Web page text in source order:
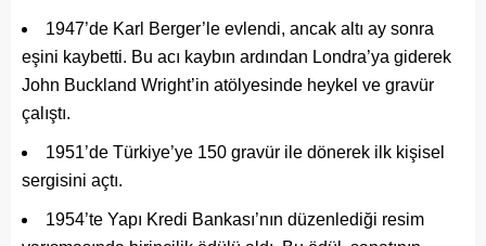
1947’de Karl Berger’le evlendi, ancak altı ay sonra
eşini kaybetti. Bu acı kaybın ardından Londra’ya giderek
John Buckland Wright’in atölyesinde heykel ve gravür
çalıştı.
1951’de Türkiye’ye 150 gravür ile dönerek ilk kişisel
sergisini açtı.
1954’te Yapı Kredi Bankası’nın düzenlediği resim